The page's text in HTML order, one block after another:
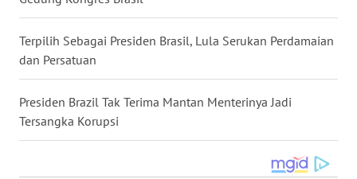
Terpilih Sebagai Presiden Brasil, Lula Serukan Perdamaian
dan Persatuan
Presiden Brazil Tak Terima Mantan Menterinya Jadi
Tersangka Korupsi
WN
NUSANTARA
WN